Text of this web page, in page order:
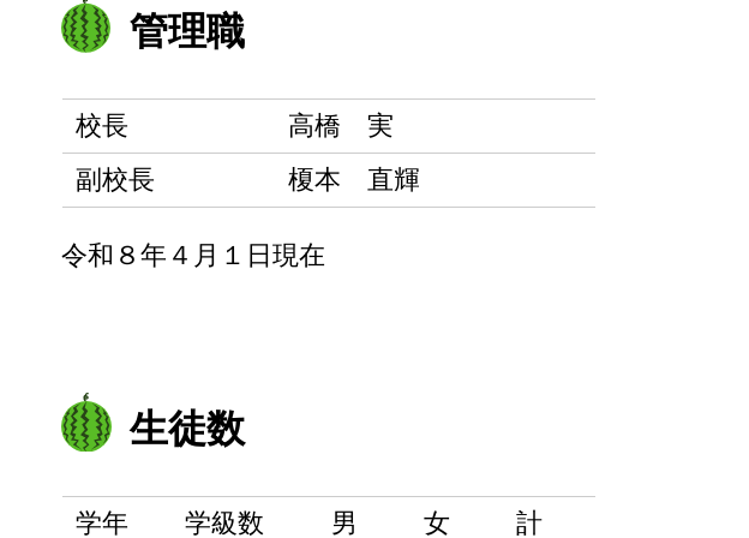
管理職
校長
高橋 実
副校長
榎本 直輝
令和８年４月１日現在
生徒数
学年 学級数 男 女
計